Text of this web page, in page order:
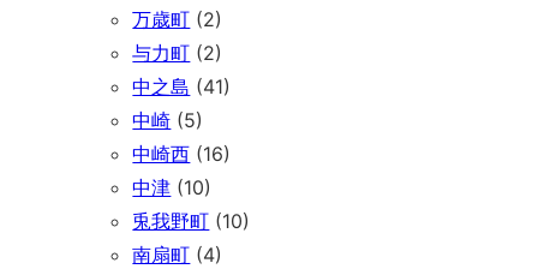
万歳町 (2)
与力町 (2)
中之島 (41)
中崎 (5)
中崎西 (16)
中津 (10)
兎我野町 (10)
南扇町 (4)